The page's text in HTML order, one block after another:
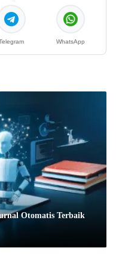
WhatsApp
Otomatis Terbaik